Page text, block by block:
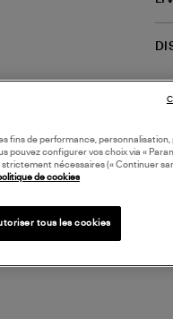
fins de performance,
pouvez configurer vos choix via «
strictement nécessaires (« Continuer
de cookies
tous les cookies